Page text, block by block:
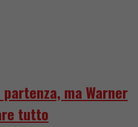
ma Warner
tutto